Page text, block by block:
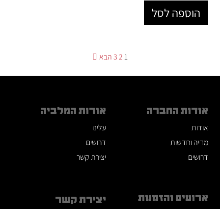
הוספה לסל
pagination
1
2
3הבא
אודות החברה
אודות
מדיה וחדשות
דרושים
ארועים והזמנות
אודות המלביה
עלינו
דרושים
יצירת קשר
יצירת קשר